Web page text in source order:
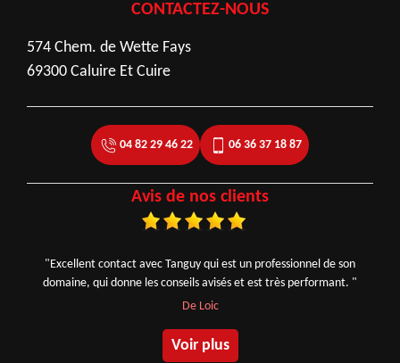
CONTACTEZ-NOUS
574 Chem. de Wette Fays
69300 Caluire Et Cuire
04 82 29 46 22 06 36 37 18 87
Avis de nos clients
"Excellent contact avec Tanguy qui est un professionnel de son
domaine, qui donne les conseils avisés et est très performant. "
De Loic
Voir plus